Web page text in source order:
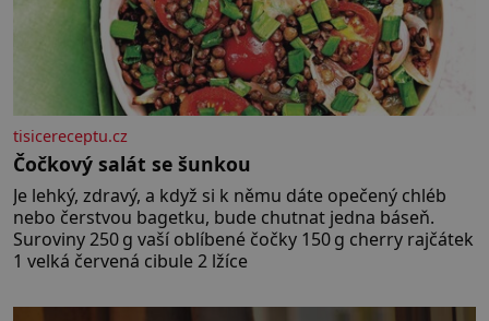
tisicereceptu.cz
Čočkový salát se šunkou
Je lehký, zdravý, a když si k němu dáte opečený chléb
nebo čerstvou bagetku, bude chutnat jedna báseň.
Suroviny 250 g vaší oblíbené čočky 150 g cherry rajčátek
1 velká červená cibule 2 lžíce